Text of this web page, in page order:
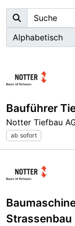
Bauführer
Notter Tiefbau
ab sofort